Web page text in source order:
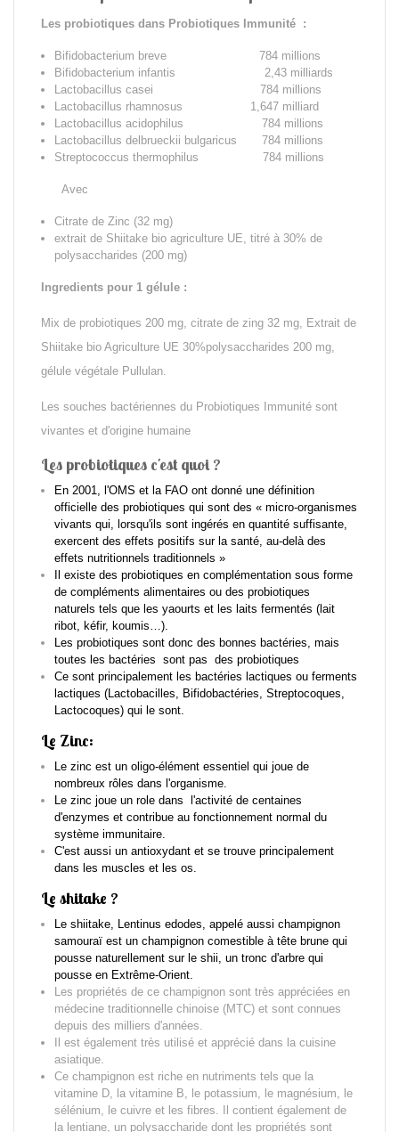
Les probiotiques dans Probiotiques Immunité :
Bifidobacterium breve 784 millions
Bifidobacterium infantis 2,43 milliards
Lactobacillus casei 784 millions
Lactobacillus rhamnosus 1,647 milliard
Lactobacillus acidophilus 784 millions
Lactobacillus delbrueckii bulgaricus 784 millions
Streptococcus thermophilus 784 millions
Avec
Citrate de Zinc (32 mg)
extrait de Shiitake bio agriculture UE, titré à 30% de
polysaccharides (200 mg)
Ingredients pour 1 gélule :
Mix de probiotiques 200 mg, citrate de zing 32 mg, Extrait de
Shiitake bio Agriculture UE 30%polysaccharides 200 mg,
gélule végétale Pullulan.
Les souches bactériennes du Probiotiques Immunité sont
vivantes et d'origine humaine
Les probiotiques c'est quoi ?
En 2001, l'OMS et la FAO ont donné une définition
officielle des probiotiques qui sont des « micro-organismes
vivants qui, lorsqu'ils sont ingérés en quantité suffisante,
exercent des effets positifs sur la santé, au-delà des
effets nutritionnels traditionnels »
Il existe des probiotiques en complémentation sous forme
de compléments alimentaires ou des probiotiques
naturels tels que les yaourts et les laits fermentés (lait
ribot, kéfir, koumis…).
Les probiotiques sont donc des bonnes bactéries, mais
toutes les bactéries sont pas des probiotiques
Ce sont principalement les bactéries lactiques ou ferments
lactiques (Lactobacilles, Bifidobactéries, Streptocoques,
Lactocoques) qui le sont.
Le Zinc:
Le zinc est un oligo-élément essentiel qui joue de
nombreux rôles dans l'organisme.
Le zinc joue un role dans l'activité de centaines
d'enzymes et contribue au fonctionnement normal du
système immunitaire.
C'est aussi un antioxydant et se trouve principalement
dans les muscles et les os.
Le shitake ?
Le shiitake, Lentinus edodes, appelé aussi champignon
samouraï est un champignon comestible à tête brune qui
pousse naturellement sur le shii, un tronc d'arbre qui
pousse en Extrême-Orient.
Les propriétés de ce champignon sont très appréciées en
médecine traditionnelle chinoise (MTC) et sont connues
depuis des milliers d'années.
Il est également très utilisé et apprécié dans la cuisine
asiatique.
Ce champignon est riche en nutriments tels que la
vitamine D, la vitamine B, le potassium, le magnésium, le
sélénium, le cuivre et les fibres. Il contient également de
la lentiane, un polysaccharide dont les propriétés sont